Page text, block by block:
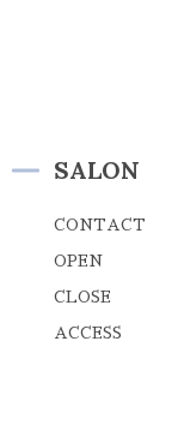
SALON
CONTACT
OPEN
CLOSE
ACCESS